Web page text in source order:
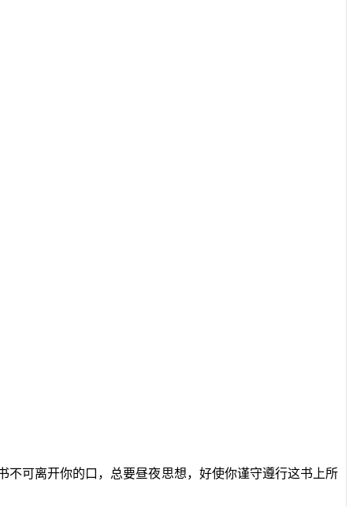
可离开你的口，总要昼夜思想，好使你谨守遵行这书上所